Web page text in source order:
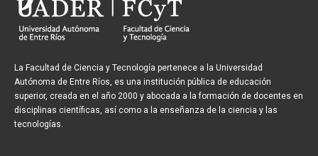
La Facultad de Ciencia y Tecnología pertenece a la Universidad
Autónoma de Entre Ríos, es una institución pública de educación
superior, creada en el año 2000 y abocada a la formación de docentes en
disciplinas científicas, así como a la enseñanza de la ciencia y las
tecnologías.